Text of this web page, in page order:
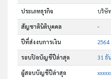
ประเภทธุรกิจ บริษั
สัญชาตินิติบุคคล -
ปีที่ส่งงบการเงิน 2564
รอบปิดบัญชีปีล่าสุด 31 ธั
ผู้สอบบัญชีปีล่าสุด